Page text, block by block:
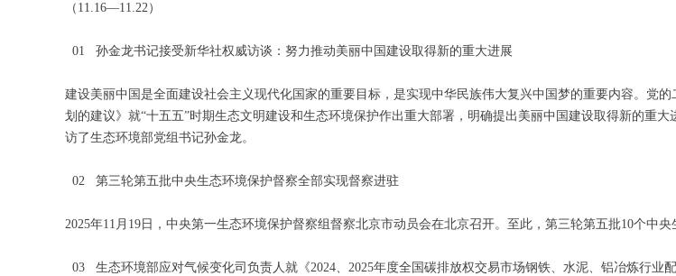
（11.16—11.22）
01 孙金龙书记接受新华社权威访谈：努力推动美丽中国建设取得新的重大进展
建设美丽中国是全面建设社会主义现代化国家的重要目标，是实现中华民族伟大复兴中国梦的重要内容。党
划的建议》就“十五五”时期生态文明建设和生态环境保护作出重大部署，明确提出美丽中国建设取得新的重
访了生态环境部党组书记孙金龙。
02 第三轮第五批中央生态环境保护督察全部实现督察进驻
2025年11月19日，中央第一生态环境保护督察组督察北京市动员会在北京召开。至此，第三轮第五批10个中央
03 生态环境部应对气候变化司负责人就《2024、2025年度全国碳排放权交易市场钢铁、水泥、铝冶炼行业